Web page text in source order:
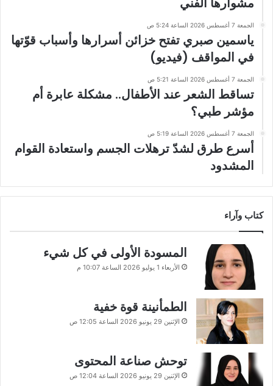
الجمعة 7 أغسطس 2026 الساعة 5:24 ص
ياسمين صبري تفتح خزائن أسرارها وأسباب قوّتها
في المواقف (فيديو)
الجمعة 7 أغسطس 2026 الساعة 5:21 ص
تساقط الشعر عند الأطفال.. مشكلة عابرة أم
مؤشر طبي؟
الجمعة 7 أغسطس 2026 الساعة 5:19 ص
أسرع طرق لشدّ ترهلات الجسم واستعادة القوام
المشدود
كتاب وآراء
المسودة الأولى في كل شيء
الأربعاء 1 يوليو 2026 الساعة 10:07 م
الطمأنينة قوة خفية
الإثنين 29 يونيو 2026 الساعة 12:05 ص
توحش صناعة المحتوى
الإثنين 29 يونيو 2026 الساعة 12:04 ص